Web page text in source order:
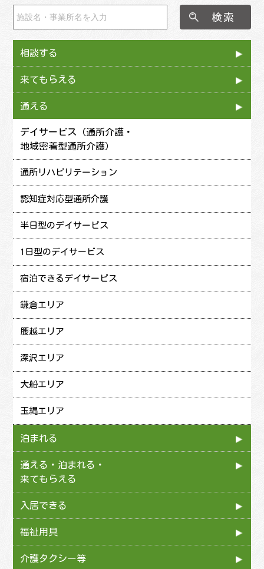
相談する
居宅介護支援事業所
地域包括支援センター
来てもらえる
訪問介護
訪問入浴介護
訪問看護
訪問リハビリテーション
定期巡回・随時対応型訪問介護看護
通える
デイサービス（通所介護・
地域密着型通所介護）
通所リハビリテーション
認知症対応型通所介護
半日型のデイサービス
1日型のデイサービス
宿泊できるデイサービス
鎌倉エリア
腰越エリア
深沢エリア
大船エリア
玉縄エリア
泊まれる
短期入所型介護
短期入所療養介護
通える・泊まれる・
来てもらえる
小規模多機能型居宅介護
看護小規模多機能居宅介護
入居できる
特別養護老人ホーム
介護老人保健施設
福祉用具
介護タクシー等